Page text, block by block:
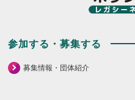
参加する・募集する
募集情報・団体紹介